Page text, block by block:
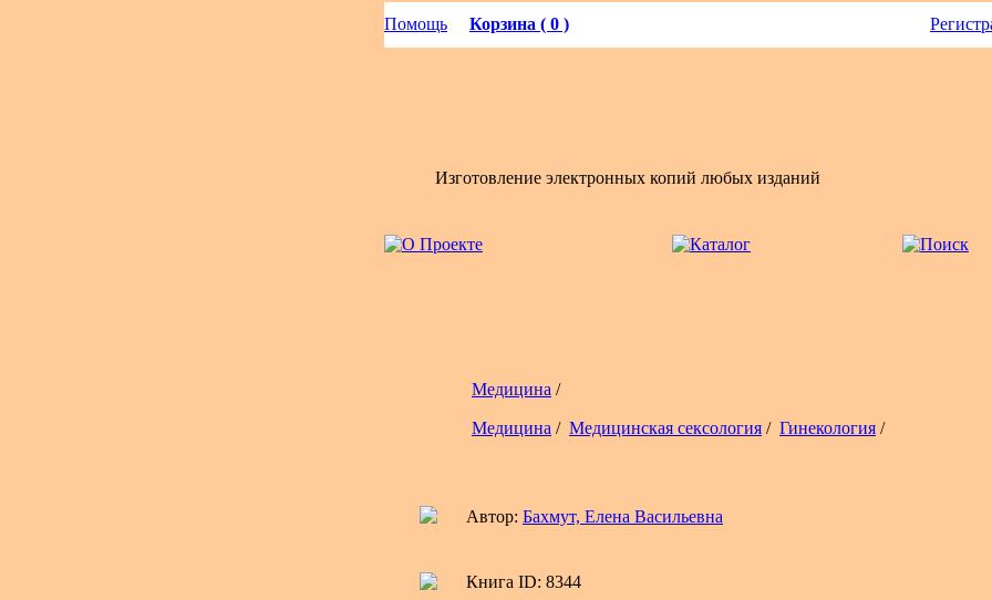
Помощь Корзина ( 0 )
Изготовление электронных копий любых изданий
Медицина /
Медицина / Медицинская сексология / Гинекология /
Автор: Бахмут, Елена Васильевна
Книга ID: 8344